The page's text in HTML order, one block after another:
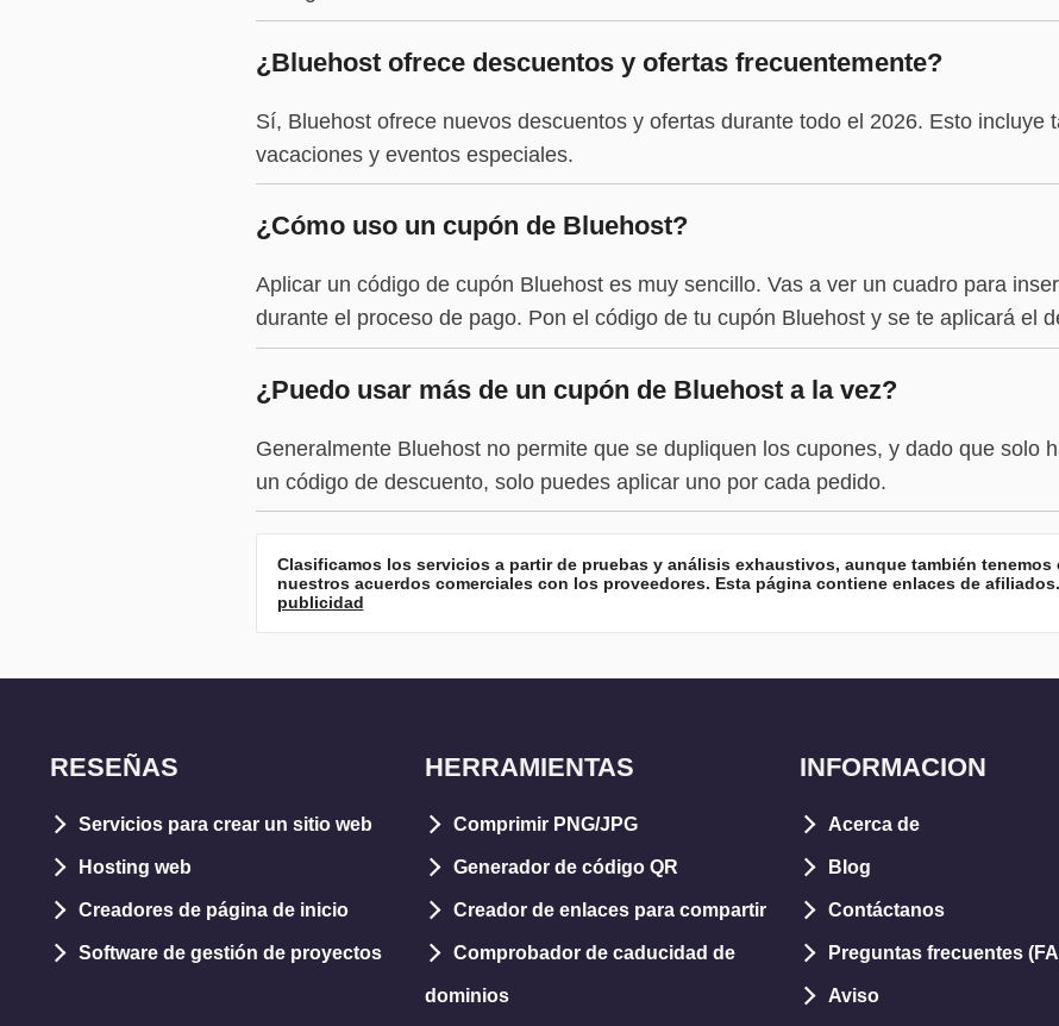
¿Bluehost ofrece descuentos y ofertas frecuentemente?
Sí, Bluehost ofrece nuevos descuentos y ofertas durante todo el 2026. Esto incluye
vacaciones y eventos especiales.
¿Cómo uso un cupón de Bluehost?
Aplicar un código de cupón Bluehost es muy sencillo. Vas a ver un cuadro para
durante el proceso de pago. Pon el código de tu cupón Bluehost y se te aplicará el
¿Puedo usar más de un cupón de Bluehost a la vez?
Generalmente Bluehost no permite que se dupliquen los cupones, y dado que solo
un código de descuento, solo puedes aplicar uno por cada pedido.
Clasificamos los servicios a partir de pruebas y análisis exhaustivos, aunque también
nuestros acuerdos comerciales con los proveedores. Esta página contiene enlaces de afiliados.
publicidad
RESEÑAS
Servicios para crear un sitio web
Hosting web
Creadores de página de inicio
Software de gestión de proyectos
HERRAMIENTAS
Comprimir PNG/JPG
Generador de código QR
Creador de enlaces para compartir
Comprobador de caducidad de
dominios
INFORMACION
Acerca de
Blog
Contáctanos
Preguntas frecuentes
Aviso